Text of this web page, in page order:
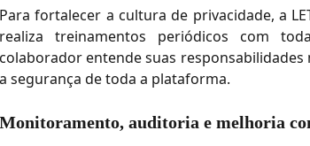
Para fortalecer a cultura de privacidade, a
realiza treinamentos periódicos com
colaborador entende suas
a segurança de toda a plataforma.
Monitoramento, auditoria e melhoria